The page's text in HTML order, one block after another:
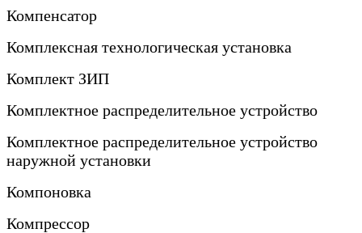
Компенсатор
Комплексная технологическая установка
Комплект ЗИП
Комплектное распределительное устройство
Комплектное распределительное устройство
наружной установки
Компоновка
Компрессор